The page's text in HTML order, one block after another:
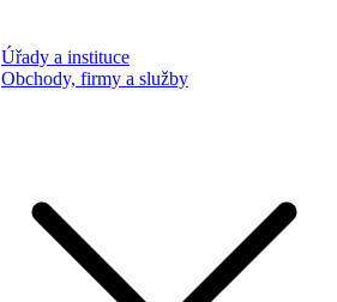
Úřady a instituce
Obchody, firmy a služby